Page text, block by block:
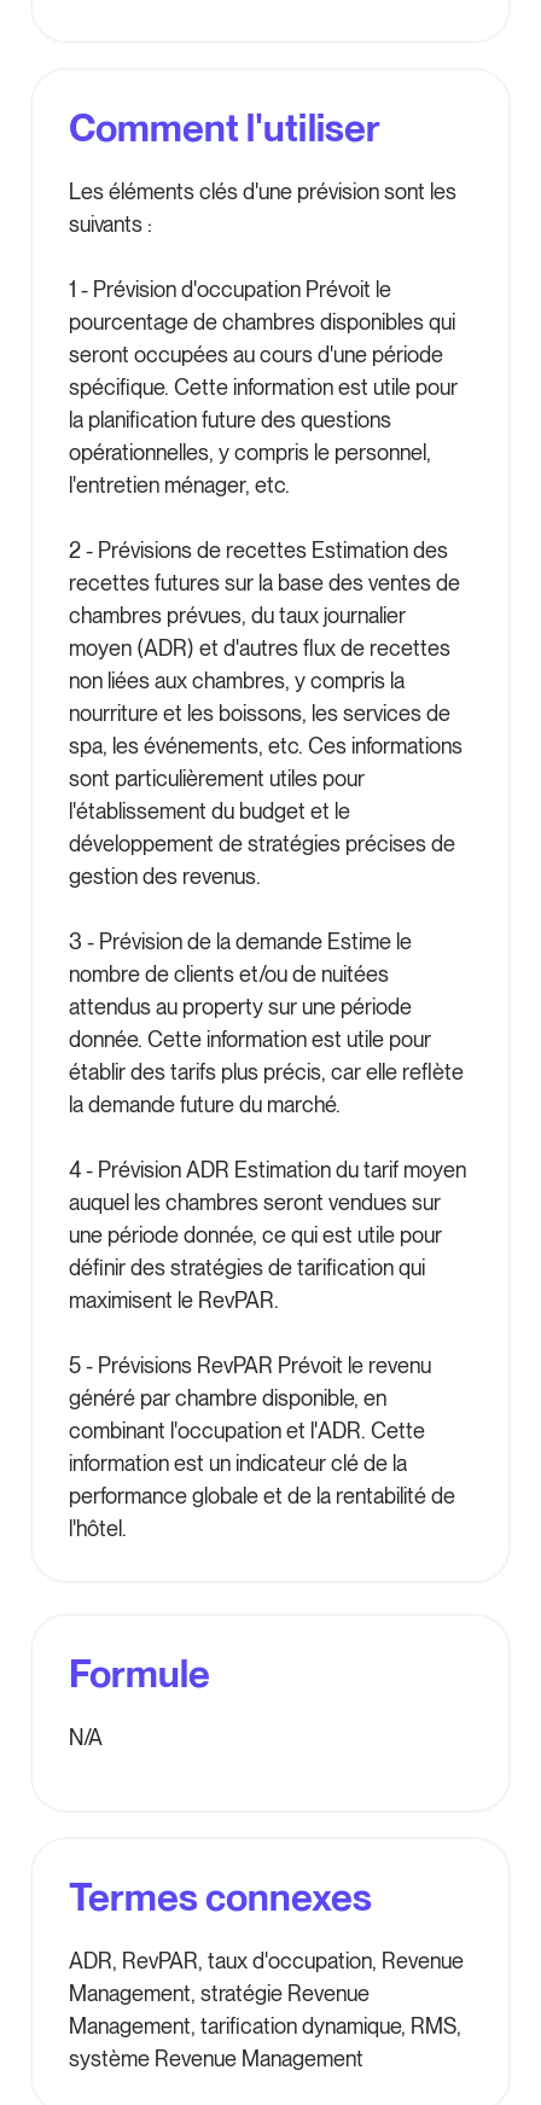
Comment l'utiliser
Les éléments clés d'une prévision sont les
suivants :
1 - Prévision d'occupation Prévoit le
pourcentage de chambres disponibles qui
seront occupées au cours d'une période
spécifique. Cette information est utile pour
la planification future des questions
opérationnelles, y compris le personnel,
l'entretien ménager, etc.
2 - Prévisions de recettes Estimation des
recettes futures sur la base des ventes de
chambres prévues, du taux journalier
moyen (ADR) et d'autres flux de recettes
non liées aux chambres, y compris la
nourriture et les boissons, les services de
spa, les événements, etc. Ces informations
sont particulièrement utiles pour
l'établissement du budget et le
développement de stratégies précises de
gestion des revenus.
3 - Prévision de la demande Estime le
nombre de clients et/ou de nuitées
attendus au property sur une période
donnée. Cette information est utile pour
établir des tarifs plus précis, car elle reflète
la demande future du marché.
4 - Prévision ADR Estimation du tarif moyen
auquel les chambres seront vendues sur
une période donnée, ce qui est utile pour
définir des stratégies de tarification qui
maximisent le RevPAR.
5 - Prévisions RevPAR Prévoit le revenu
généré par chambre disponible, en
combinant l'occupation et l'ADR. Cette
information est un indicateur clé de la
performance globale et de la rentabilité de
l'hôtel.
Formule
N/A
Termes connexes
ADR, RevPAR, taux d'occupation, Revenue
Management, stratégie Revenue
Management, tarification dynamique, RMS,
système Revenue Management